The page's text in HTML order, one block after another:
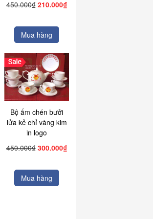
450.000₫ 210.000₫
Mua hàng
Bộ ấm chén bưởi
lửa kẻ chỉ vàng kim
in logo
450.000₫ 300.000₫
Mua hàng